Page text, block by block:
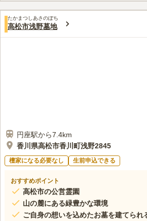
初の試みとして、古墳のオーソリティ
ョンを行い、お墓の原点ともいえる古
内の水辺にはほたるの育成も計画して
たかまつしあさのぼち
高松市浅野墓地
円座駅から7.4km
香川県高松市香川町浅野2845
檀家になる必要なし 生前申込できる
おすすめポイント
高松市の公営霊園
山の麓にある緑豊かな環境
ご自身の想いを込めたお墓を建てられ